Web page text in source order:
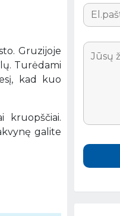
Gruzijoje
Turėdami
kad kuo
kruopščiai.
galite